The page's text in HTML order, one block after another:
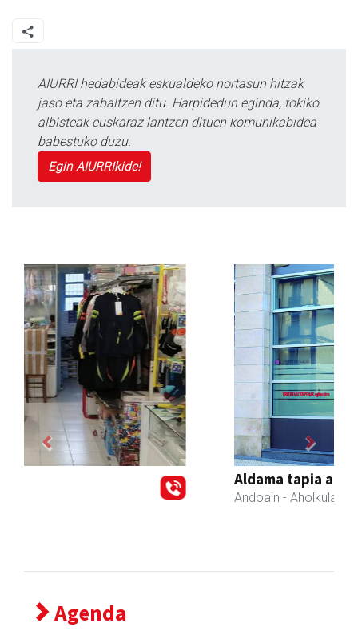
AIURRI hedabideak eskualdeko nortasun hitzak
jaso eta zabaltzen ditu. Harpidedun eginda, tokiko
albisteak euskaraz lantzen dituen komunikabidea
babestuko duzu.
Egin AIURRIkide!
Aldama tapia aholkularitza
Previous Next
Agenda